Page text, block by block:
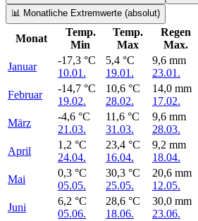
📊 Monatliche Extremwerte (absolut)
Monat
Temp.
Min
Temp.
Max
Regen
Max.
Januar
-17,3 °C
10.01.
5,4 °C
19.01.
9,6 mm
23.01.
Februar
-14,7 °C
19.02.
10,6 °C
28.02.
14,0 mm
17.02.
März
-4,6 °C
21.03.
11,6 °C
31.03.
9,6 mm
28.03.
April
1,2 °C
24.04.
23,4 °C
16.04.
9,2 mm
18.04.
Mai
0,3 °C
05.05.
30,3 °C
25.05.
20,6 mm
12.05.
Juni
6,2 °C
05.06.
28,6 °C
18.06.
30,0 mm
23.06.